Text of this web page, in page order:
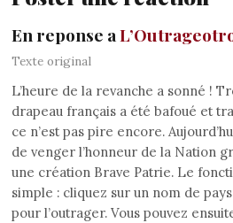
En reponse a
Texte original
L’heure de la revanche a sonné !
drapeau français a été bafoué et
ce n’est pas pire encore.
de venger l’honneur de la Nation
une création Brave Patrie. Le
simple : cliquez sur un nom de
pour l’outrager. Vous pouvez